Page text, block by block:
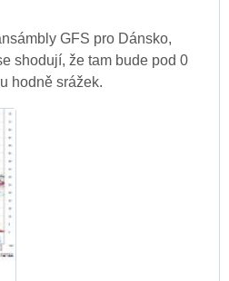
GFS pro Dánsko,
shodují, že tam bude pod 0
hodně srážek.